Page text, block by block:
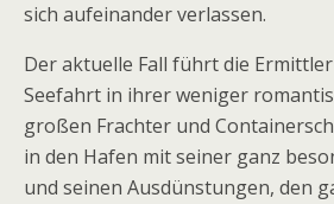
sich aufeinander verlassen.
Der aktuelle Fall führt die
Seefahrt in ihrer weniger
großen Frachter und
in den Hafen mit seiner ganz
und seinen Ausdünstungen, den